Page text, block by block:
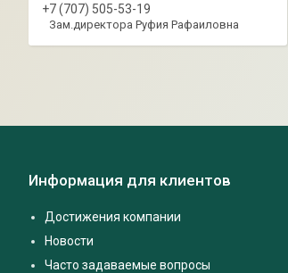
+7 (707) 505-53-19
Зам.директора Руфия Рафаиловна
Информация для клиентов
Достижения компании
Новости
Часто задаваемые вопросы